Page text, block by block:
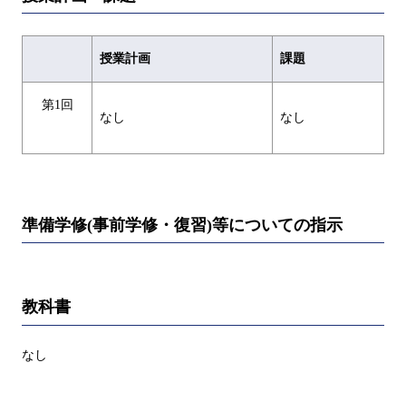
授業計画 課題
第1回
なし
なし
準備学修(事前学修・復習)等についての指示
教科書
なし